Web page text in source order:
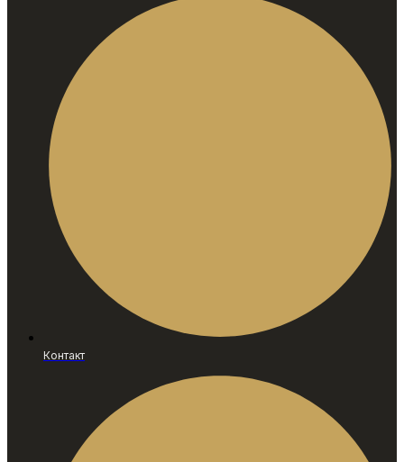
Контакт